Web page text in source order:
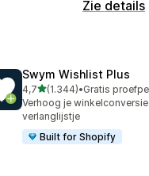
Zie details
Swym Wishlist Plus
4,7van 5 sterren
(1.344)
1344 recensies in totaal
•Gratis
Verhoog je
verlanglijstje
Built for Shopify